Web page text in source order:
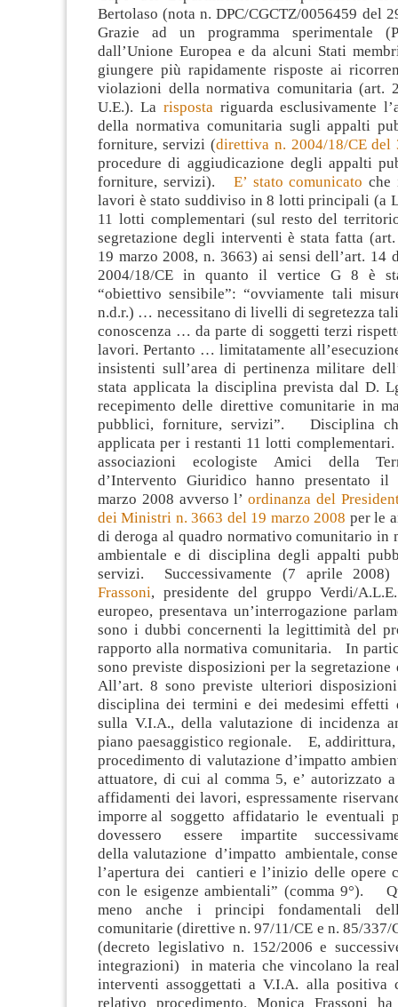
Bertolaso (nota n. DPC/CGCTZ/0056459 del
Grazie ad un programma sperimentale
dall’Unione Europea e da alcuni Stati
giungere più rapidamente risposte ai
violazioni della normativa comunitaria (art.
U.E.). La rispostariguarda esclusivamente
della normativa comunitaria sugli appalti
forniture, servizi (direttiva n. 2004/18/CE del
procedure di aggiudicazione degli appalti
forniture, servizi). E’ stato comunicato che
lavori è stato suddiviso in 8 lotti principali (a
11 lotti complementari (sul resto del
segretazione degli interventi è stata fatta (art.
19 marzo 2008, n. 3663) ai sensi dell’art. 14
2004/18/CE in quanto il vertice G 8 è
“obiettivo sensibile”: “ovviamente tali
n.d.r.) … necessitano di livelli di segretezza
conoscenza … da parte di soggetti terzi
lavori. Pertanto … limitatamente
insistenti sull’area di pertinenza militare
stata applicata la disciplina prevista dal D.
recepimento delle direttive comunitarie in
pubblici, forniture, servizi”. Disciplina
applicata per i restanti 11 lotti
associazioni ecologiste Amici della
d’Intervento Giuridico hanno presentato il
marzo 2008 avverso l’ ordinanza del
dei Ministri n. 3663 del 19 marzo 2008 per le
di deroga al quadro normativo comunitario in
ambientale e di disciplina degli appalti
servizi. Successivamente (7 aprile
Frassoni, presidente del gruppo Verdi/
europeo, presentava un’interrogazione
sono i dubbi concernenti la legittimità del
rapporto alla normativa comunitaria. In
sono previste disposizioni per la
All’art. 8 sono previste ulteriori
disciplina dei termini e dei medesimi effetti
sulla V.I.A., della valutazione di incidenza
piano paesaggistico regionale. E, addirittura,
procedimento di valutazione d’impatto
attuatore, di cui al comma 5, e’ autorizzato
affidamenti dei lavori, espressamente
imporre al soggetto affidatario le eventuali
dovessero essere impartite
della valutazione d’impatto ambientale,
l’apertura dei cantieri e l’inizio delle opere
con le esigenze ambientali” (comma 9°).
meno anche i principi fondamentali
comunitarie (direttive n. 97/11/CE e n. 85/337/
(decreto legislativo n. 152/2006 e
integrazioni) in materia che vincolano la
interventi assoggettati a V.I.A. alla positiva
relativo procedimento. Monica Frassoni